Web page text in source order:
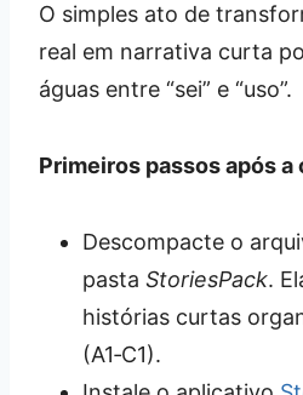
O simples ato de
real em narrativa curta
águas entre “sei” e “uso”.
Primeiros passos após a
Descompacte o
pasta StoriesPack.
histórias curtas
(A1‑C1).